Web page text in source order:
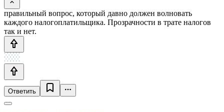
правильный вопрос, который давно должен волновать
каждого налогоплатильщика. Прозрачности в трате налогов
так и нет.
Ответить